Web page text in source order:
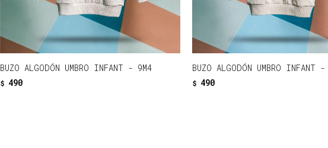
BUZO ALGODÓN UMBRO INFANT - 9M4
$ 490
BUZO ALGODÓN UMBRO INFANT -
$ 490